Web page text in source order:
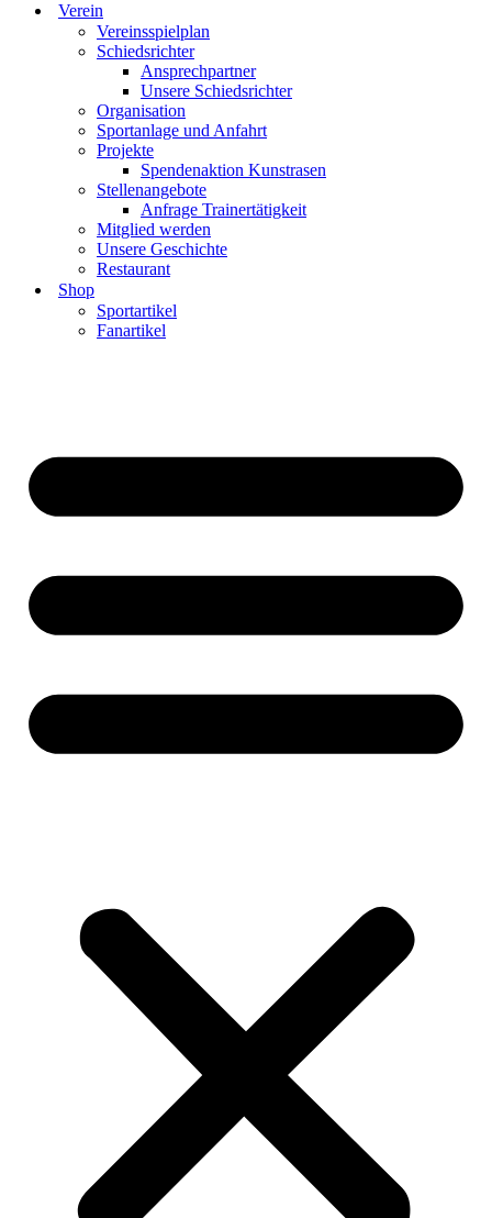
Verein
Vereinsspielplan
Schiedsrichter
Ansprechpartner
Unsere Schiedsrichter
Organisation
Sportanlage und Anfahrt
Projekte
Spendenaktion Kunstrasen
Stellenangebote
Anfrage Trainertätigkeit
Mitglied werden
Unsere Geschichte
Restaurant
Shop
Sportartikel
Fanartikel